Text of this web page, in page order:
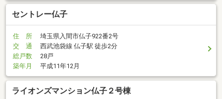
セントレー仏子
住 所
埼玉県入間市仏子922番2号
交 通
西武池袋線 仏子駅 徒歩2分
総戸数
28戸
築年月
平成11年12月
ライオンズマンション仏子２号棟